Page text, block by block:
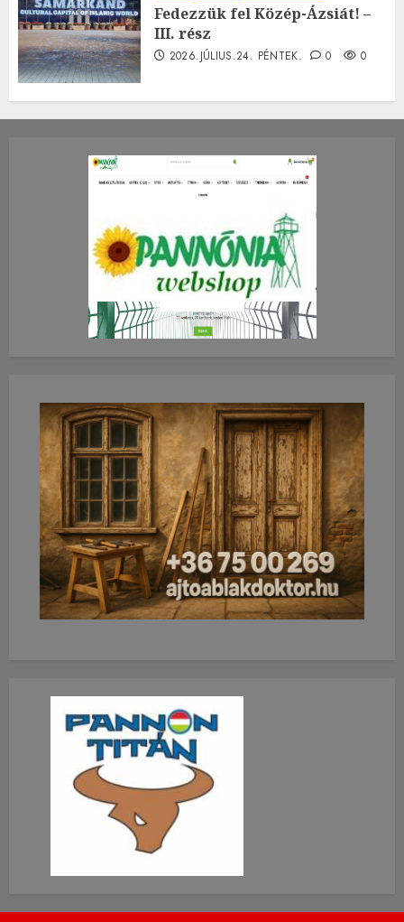
Fedezzük fel Közép-Ázsiát! –
III. rész
2026.JÚLIUS.24. PÉNTEK. 0 0